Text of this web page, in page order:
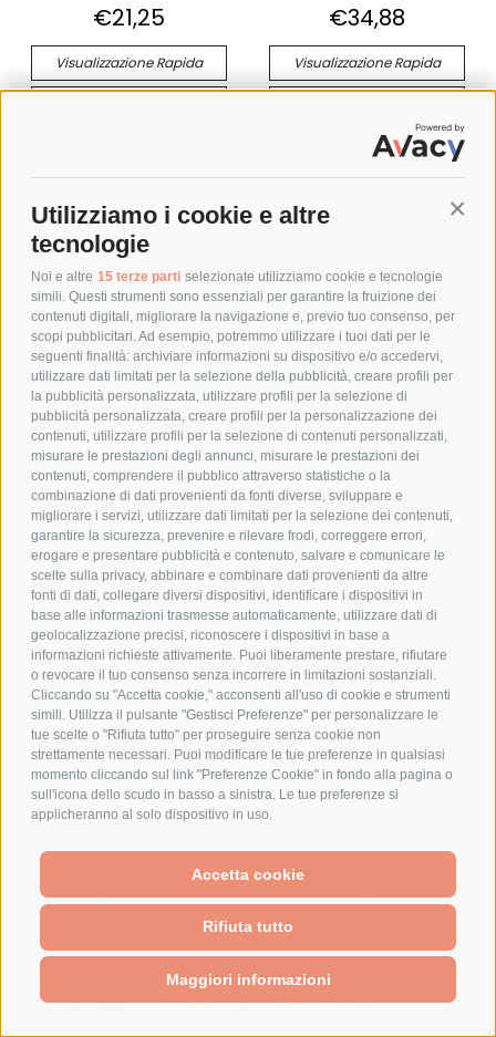
Utilizziamo i cookie e altre
tecnologie
Noi e altre 15 terze parti selezionate utilizziamo cookie e tecnologie
simili. Questi strumenti sono essenziali per garantire la fruizione dei
contenuti digitali, migliorare la navigazione e, previo tuo consenso, per
scopi pubblicitari. Ad esempio, potremmo utilizzare i tuoi dati per le
seguenti finalità: archiviare informazioni su dispositivo e/o accedervi,
utilizzare dati limitati per la selezione della pubblicità, creare profili per
la pubblicità personalizzata, utilizzare profili per la selezione di
pubblicità personalizzata, creare profili per la personalizzazione dei
contenuti, utilizzare profili per la selezione di contenuti personalizzati,
misurare le prestazioni degli annunci, misurare le prestazioni dei
contenuti, comprendere il pubblico attraverso statistiche o la
combinazione di dati provenienti da fonti diverse, sviluppare e
migliorare i servizi, utilizzare dati limitati per la selezione dei contenuti,
garantire la sicurezza, prevenire e rilevare frodi, correggere errori,
erogare e presentare pubblicità e contenuto, salvare e comunicare le
scelte sulla privacy, abbinare e combinare dati provenienti da altre
fonti di dati, collegare diversi dispositivi, identificare i dispositivi in
base alle informazioni trasmesse automaticamente, utilizzare dati di
geolocalizzazione precisi, riconoscere i dispositivi in base a
informazioni richieste attivamente. Puoi liberamente prestare, rifiutare
o revocare il tuo consenso senza incorrere in limitazioni sostanziali.
Cliccando su "Accetta cookie," acconsenti all'uso di cookie e strumenti
simili. Utilizza il pulsante "Gestisci Preferenze" per personalizzare le
tue scelte o "Rifiuta tutto" per proseguire senza cookie non
strettamente necessari. Puoi modificare le tue preferenze in qualsiasi
momento cliccando sul link "Preferenze Cookie" in fondo alla pagina o
sull'icona dello scudo in basso a sinistra. Le tue preferenze si
applicheranno al solo dispositivo in uso.
Accetta cookie
Rifiuta tutto
Maggiori informazioni
€21,25
Visualizzazione Rapida
€34,88
Visualizzazione Rapida
PULSANTE FUNGO 40MM
VERDE LUMINOSO
Marchio: LOVATO
ID: LOVLPCBL6143
€27,74
Visualizzazione Rapida
Confronta
FINEC.LEVA
REG.ROT.PLAST.1NO+1NC
SC.
Marchio: LOVATO
ID: LOVKNF1S11
€38,45
Visualizzazione Rapida
Confronta
1 2 3 4 5 6
We use cookies (and other similar technologies) to collect data
to improve your shopping experience.
By using our website,
you're agreeing to the collection of data as described in our
Privacy Policy.
Settings Reject all Accept All Cookies